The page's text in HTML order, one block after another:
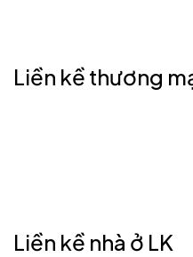
Liền kề thương
Liền kề nhà ở LK